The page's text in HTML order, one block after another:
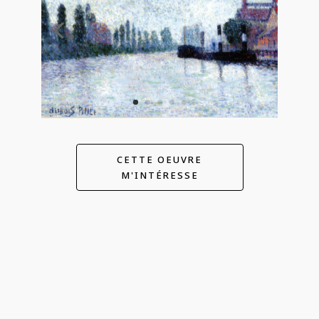
CETTE OEUVRE
M'INTÉRESSE